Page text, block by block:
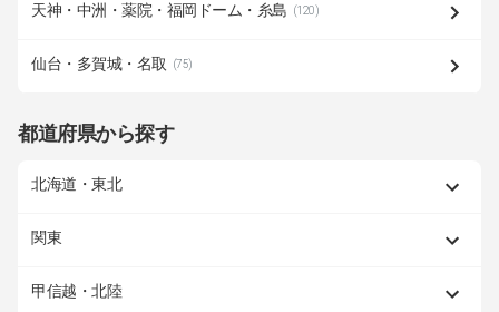
天神・中洲・薬院・福岡ドーム・糸島 (120)
仙台・多賀城・名取 (75)
都道府県から探す
北海道・東北
関東
甲信越・北陸